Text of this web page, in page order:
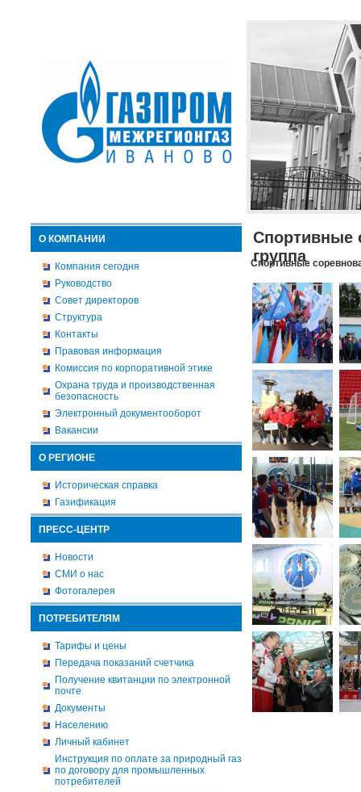
О КОМПАНИИ
Компания сегодня
Руководство
Совет директоров
Структура
Контакты
Правовая информация
Комиссия по корпоративной этике
Охрана труда и производственная
безопасность
Электронный документооборот
Вакансии
О РЕГИОНЕ
Историческая справка
Газификация
ПРЕСС-ЦЕНТР
Новости
СМИ о нас
Фотогалерея
ПОТРЕБИТЕЛЯМ
Тарифы и цены
Передача показаний счетчика
Получение квитанции по электронной
почте
Документы
Населению
Личный кабинет
Инструкция по оплате за природный газ
по договору для промышленных
потребителей
Спортивные
группа
Спортивные